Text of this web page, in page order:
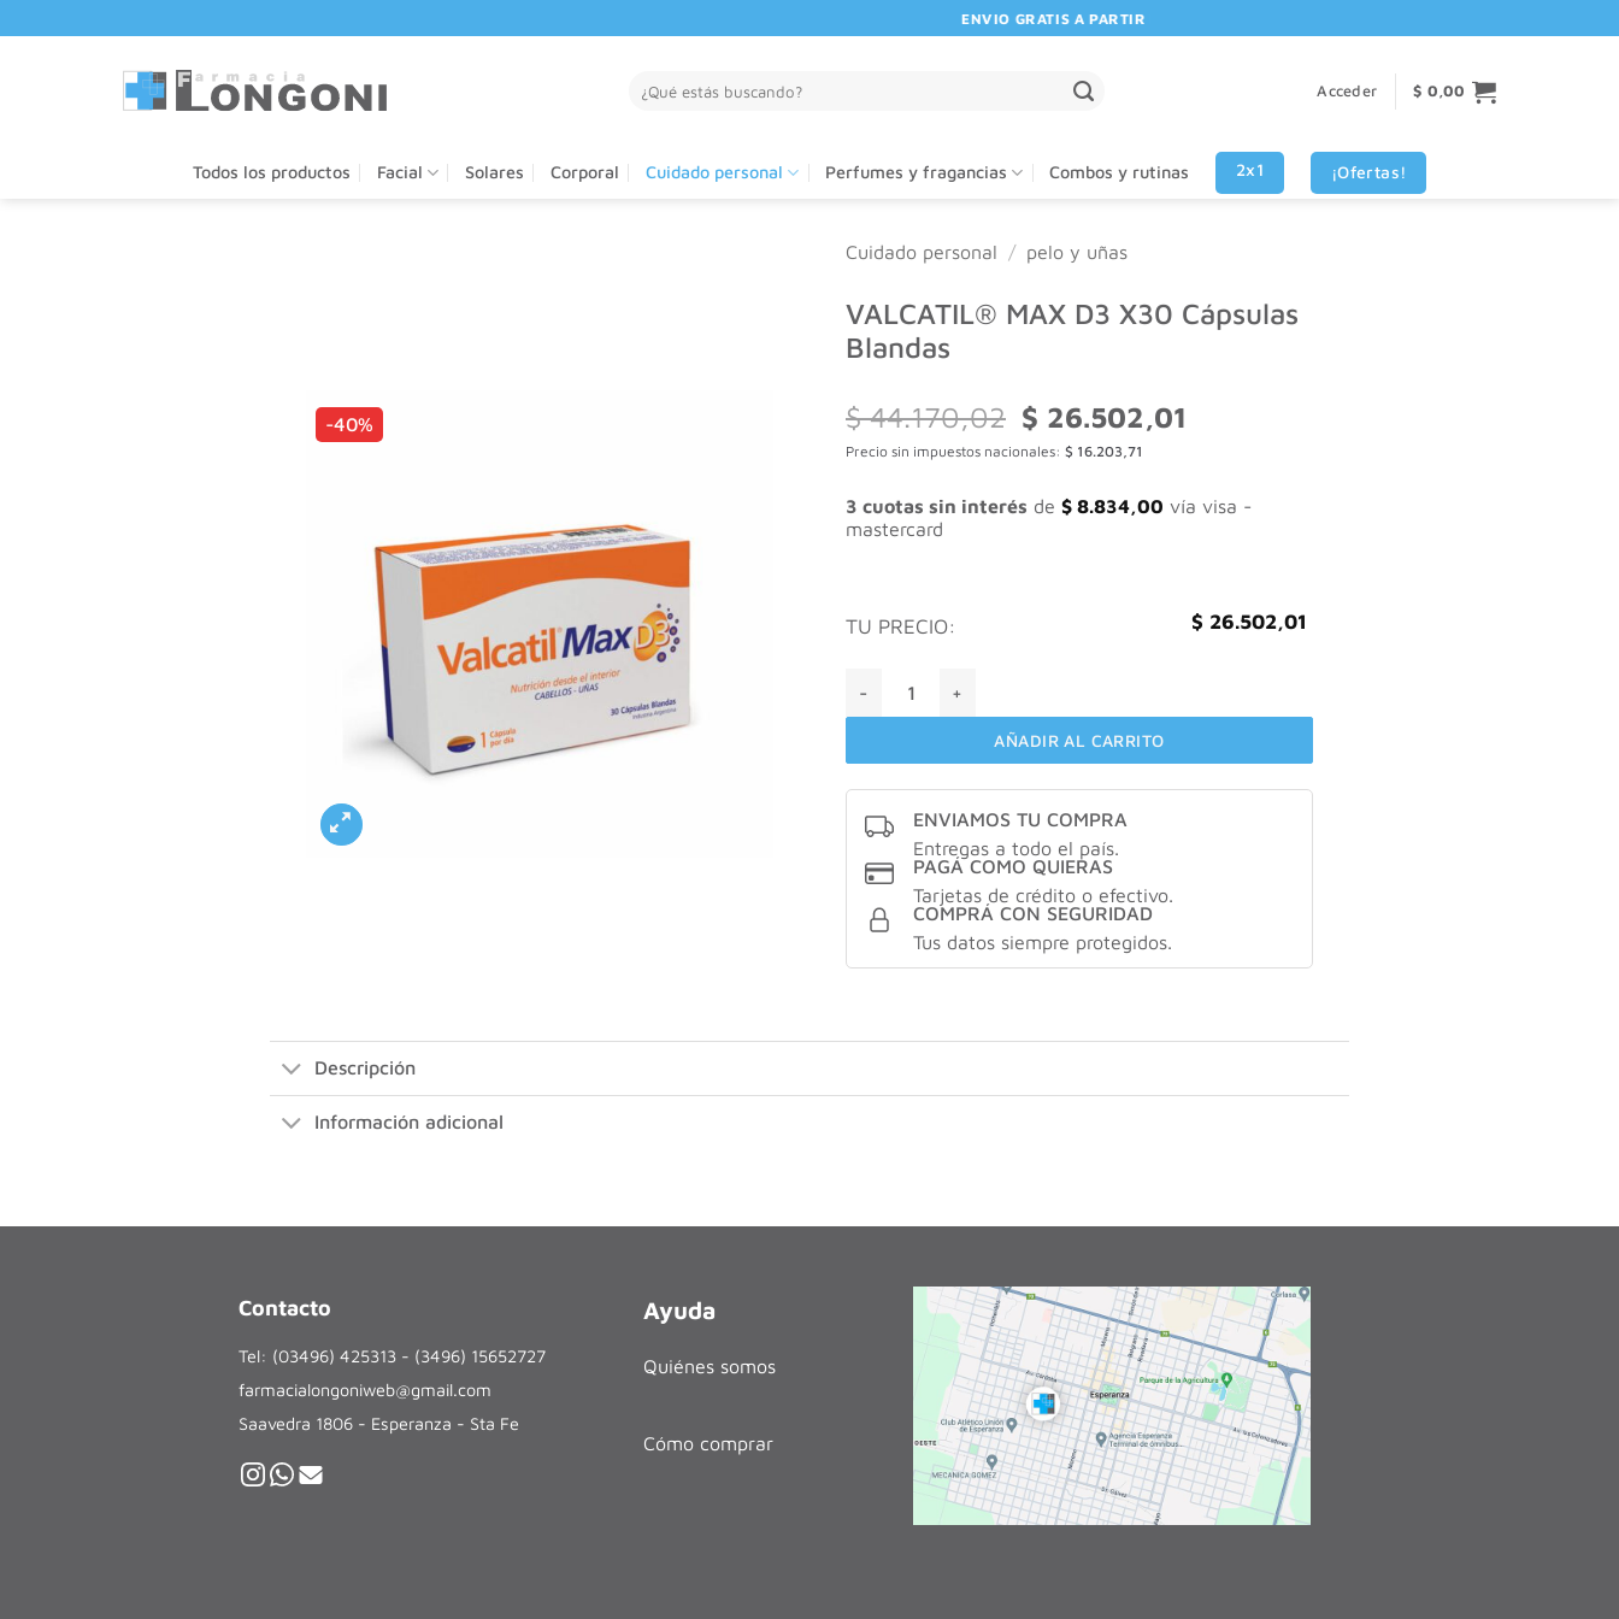
al
ENVIO GRATIS A PARTIR DE $80.000! 🚚 | 💳 3 CUOTAS SIN INTERES VISA - MASTERCARD
por:
Acceder $ 0,00
Todos los productos Facial Solares Corporal Cuidado personal Perfumes y fragancias Combos y rutinas 2x1 ¡Ofertas!
-40%
Cuidado personal / pelo y uñas
VALCATIL® MAX D3 X30 Cápsulas
Blandas
$44.170,02 El
precio
original
$ 44.170,02.
$ 26.502,01
$ 26.502,01.
Precio sin impuestos nacionales: $ 16.203,71
3 cuotas sin interés de $ 8.834,00 vía visa -
mastercard
TU PRECIO: $ 26.502,01
AÑADIR AL CARRITO
ENVIAMOS TU COMPRA
Entregas a todo el país.
PAGÁ COMO QUIERAS
Tarjetas de crédito o efectivo.
COMPRÁ CON SEGURIDAD
Tus datos siempre protegidos.
Descripción
Información adicional
Contacto
Tel: (03496) 425313 - (3496) 15652727
farmacialongoniweb@gmail.com
Saavedra 1806 - Esperanza - Sta Fe
Ayuda
Quiénes somos
Cómo comprar